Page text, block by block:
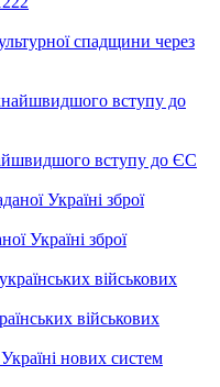
спадщини через
вступу до ЄС
Україні зброї
військових